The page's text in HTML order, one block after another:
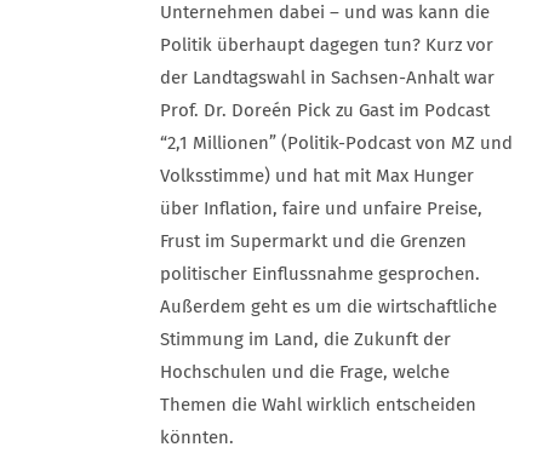
Unternehmen dabei – und was kann die
Politik überhaupt dagegen tun? Kurz vor
der Landtagswahl in Sachsen-Anhalt war
Prof. Dr. Doreén Pick zu Gast im Podcast
“2,1 Millionen” (Politik-Podcast von MZ und
Volksstimme) und hat mit Max Hunger
über Inflation, faire und unfaire Preise,
Frust im Supermarkt und die Grenzen
politischer Einflussnahme gesprochen.
Außerdem geht es um die wirtschaftliche
Stimmung im Land, die Zukunft der
Hochschulen und die Frage, welche
Themen die Wahl wirklich entscheiden
könnten.